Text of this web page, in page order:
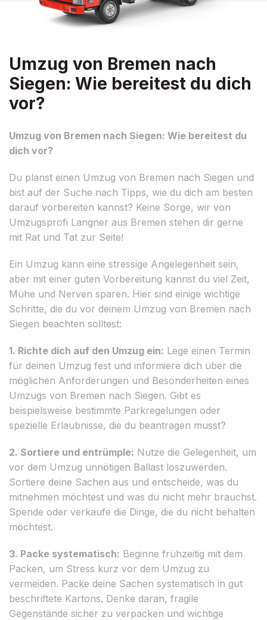
Umzug von Bremen nach
Siegen: Wie bereitest du dich
vor?
Umzug von Bremen nach Siegen: Wie bereitest du
dich vor?
Du planst einen Umzug von Bremen nach Siegen und
bist auf der Suche nach Tipps, wie du dich am besten
darauf vorbereiten kannst? Keine Sorge, wir von
Umzugsprofi Langner aus Bremen stehen dir gerne
mit Rat und Tat zur Seite!
Ein Umzug kann eine stressige Angelegenheit sein,
aber mit einer guten Vorbereitung kannst du viel Zeit,
Mühe und Nerven sparen. Hier sind einige wichtige
Schritte, die du vor deinem Umzug von Bremen nach
Siegen beachten solltest:
1. Richte dich auf den Umzug ein: Lege einen Termin
für deinen Umzug fest und informiere dich über die
möglichen Anforderungen und Besonderheiten eines
Umzugs von Bremen nach Siegen. Gibt es
beispielsweise bestimmte Parkregelungen oder
spezielle Erlaubnisse, die du beantragen musst?
2. Sortiere und entrümple: Nutze die Gelegenheit, um
vor dem Umzug unnötigen Ballast loszuwerden.
Sortiere deine Sachen aus und entscheide, was du
mitnehmen möchtest und was du nicht mehr brauchst.
Spende oder verkaufe die Dinge, die du nicht behalten
möchtest.
3. Packe systematisch: Beginne frühzeitig mit dem
Packen, um Stress kurz vor dem Umzug zu
vermeiden. Packe deine Sachen systematisch in gut
beschriftete Kartons. Denke daran, fragile
Gegenstände sicher zu verpacken und wichtige